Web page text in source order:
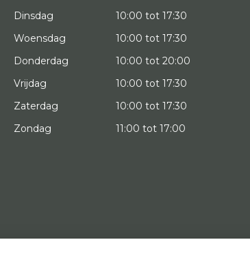
Dinsdag
10:00 tot 17:30
Woensdag
10:00 tot 17:30
Donderdag
10:00 tot 20:00
Vrijdag
10:00 tot 17:30
Zaterdag
10:00 tot 17:30
Zondag
11:00 tot 17:00